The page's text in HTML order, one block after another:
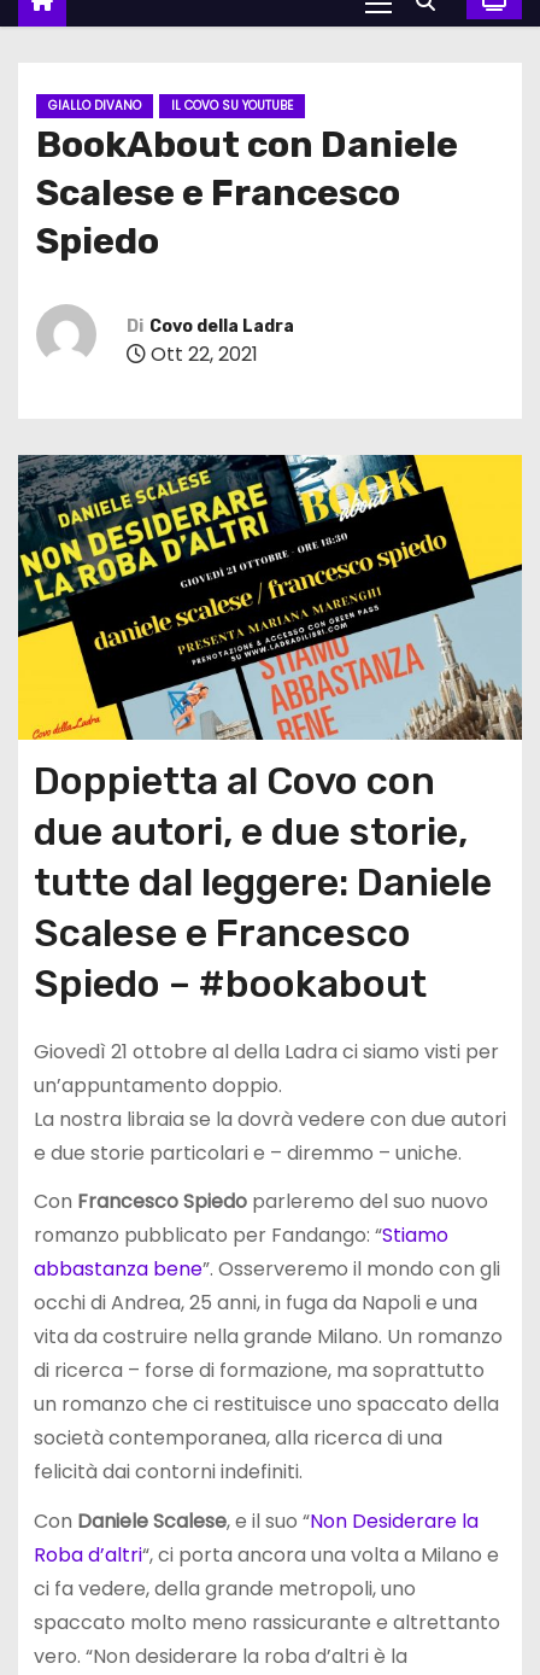
GIALLO DIVANO IL COVO SU YOUTUBE
BookAbout con Daniele
Scalese e Francesco
Spiedo
Di Covo della Ladra
Ott 22, 2021
Doppietta al Covo con
due autori, e due storie,
tutte dal leggere: Daniele
Scalese e Francesco
Spiedo – #bookabout
Giovedì 21 ottobre al della Ladra ci siamo visti per
un’appuntamento doppio.
La nostra libraia se la dovrà vedere con due autori
e due storie particolari e – diremmo – uniche.
Con Francesco Spiedoparleremo del suo nuovo
romanzo pubblicato per Fandango: “Stiamo
abbastanza bene”. Osserveremo il mondo con gli
occhi di Andrea, 25 anni, in fuga da Napoli e una
vita da costruire nella grande Milano. Un romanzo
di ricerca – forse di formazione, ma soprattutto
un romanzo che ci restituisce uno spaccato della
società contemporanea, alla ricerca di una
felicità dai contorni indefiniti.
Con Daniele Scalese, e il suo “Non Desiderare la
Roba d’altri“, ci porta ancora una volta a Milano e
ci fa vedere, della grande metropoli, uno
spaccato molto meno rassicurante e altrettanto
vero. “Non desiderare la roba d’altri è la